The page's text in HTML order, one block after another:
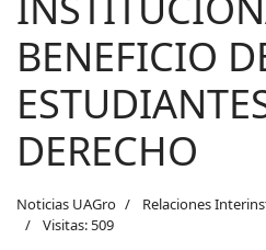
BENEFICIO
DERECHO
Noticias UAGro Relaciones
Visitas: 509